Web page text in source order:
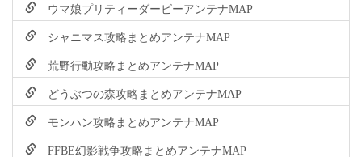
ウマ娘プリティーダービーアンテナMAP
シャニマス攻略まとめアンテナMAP
荒野行動攻略まとめアンテナMAP
どうぶつの森攻略まとめアンテナMAP
モンハン攻略まとめアンテナMAP
FFBE幻影戦争攻略まとめアンテナMAP